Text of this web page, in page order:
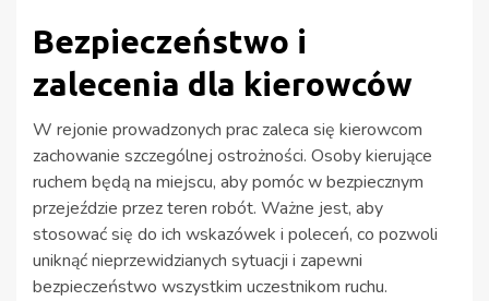
Bezpieczeństwo i
zalecenia dla kierowców
W rejonie prowadzonych prac zaleca się kierowcom
zachowanie szczególnej ostrożności. Osoby kierujące
ruchem będą na miejscu, aby pomóc w bezpiecznym
przejeździe przez teren robót. Ważne jest, aby
stosować się do ich wskazówek i poleceń, co pozwoli
uniknąć nieprzewidzianych sytuacji i zapewni
bezpieczeństwo wszystkim uczestnikom ruchu.